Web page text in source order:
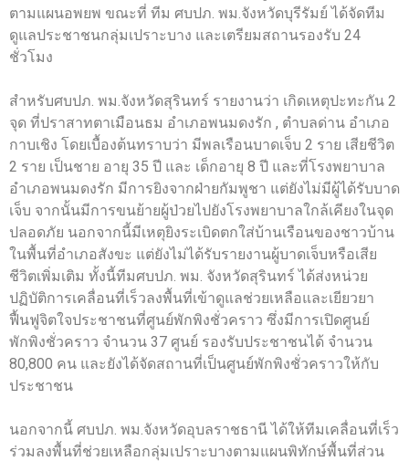
ตามแผนอพยพ ขณะที่ ทีม ศบปภ. พม.จังหวัดบุรีรัมย์ ได้จัดทีม
ดูแลประชาชนกลุ่มเปราะบาง และเตรียมสถานรองรับ 24
ชั่วโมง
สำหรับศบปภ. พม.จังหวัดสุรินทร์ รายงานว่า เกิดเหตุปะทะกัน 2
จุด ที่ปราสาทตาเมือนธม อำเภอพนมดงรัก , ตำบลด่าน อำเภอ
กาบเชิง โดยเบื้องต้นทราบว่า มีพลเรือนบาดเจ็บ 2 ราย เสียชีวิต
2 ราย เป็นชาย อายุ 35 ปี และ เด็กอายุ 8 ปี และที่โรงพยาบาล
อำเภอพนมดงรัก มีการยิงจากฝ่ายกัมพูชา แต่ยังไม่มีผู้ได้รับบาด
เจ็บ จากนั้นมีการขนย้ายผู้ป่วยไปยังโรงพยาบาลใกล้เคียงในจุด
ปลอดภัย นอกจากนี้มีเหตุยิงระเบิดตกใส่บ้านเรือนของชาวบ้าน
ในพื้นที่อำเภอสังขะ แต่ยังไม่ได้รับรายงานผู้บาดเจ็บหรือเสีย
ชีวิตเพิ่มเติม ทั้งนี้ทีมศบปภ. พม. จังหวัดสุรินทร์ ได้ส่งหน่วย
ปฏิบัติการเคลื่อนที่เร็วลงพื้นที่เข้าดูแลช่วยเหลือและเยียวยา
ฟื้นฟูจิตใจประชาชนที่ศูนย์พักพิงชั่วคราว ซึ่งมีการเปิดศูนย์
พักพิงชั่วคราว จำนวน 37 ศูนย์ รองรับประชาชนได้ จำนวน
80,800 คน และยังได้จัดสถานที่เป็นศูนย์พักพิงชั่วคราวให้กับ
ประชาชน
นอกจากนี้ ศบปภ. พม.จังหวัดอุบลราชธานี ได้ให้ทีมเคลื่อนที่เร็ว
ร่วมลงพื้นที่ช่วยเหลือกลุ่มเปราะบางตามแผนพิทักษ์พื้นที่ส่วน